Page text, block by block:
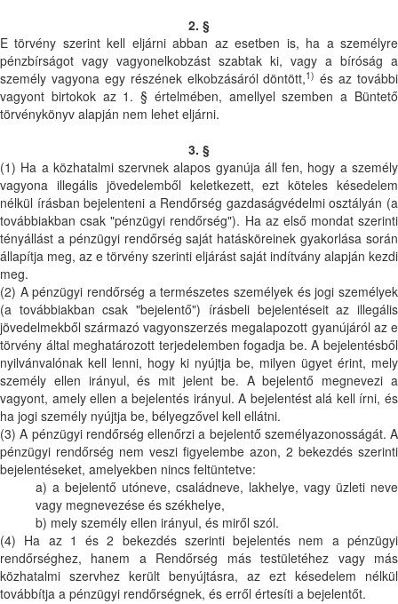
2. §
E törvény szerint kell eljárni abban az esetben is, ha a személyre
pénzbírságot vagy vagyonelkobzást szabtak ki, vagy a bíróság a
személy vagyona egy részének elkobzásáról döntött,1) és az további
vagyont birtokok az 1. § értelmében, amellyel szemben a Büntető
törvénykönyv alapján nem lehet eljárni.
3. §
(1) Ha a közhatalmi szervnek alapos gyanúja áll fen, hogy a személy
vagyona illegális jövedelemből keletkezett, ezt köteles késedelem
nélkül írásban bejelenteni a Rendőrség gazdaságvédelmi osztályán (a
továbbiakban csak "pénzügyi rendőrség"). Ha az első mondat szerinti
tényállást a pénzügyi rendőrség saját hatásköreinek gyakorlása során
állapítja meg, az e törvény szerinti eljárást saját indítvány alapján kezdi
meg.
(2) A pénzügyi rendőrség a természetes személyek és jogi személyek
(a továbbiakban csak "bejelentő") írásbeli bejelentéseit az illegális
jövedelmekből származó vagyonszerzés megalapozott gyanújáról az e
törvény által meghatározott terjedelemben fogadja be. A bejelentésből
nyilvánvalónak kell lenni, hogy ki nyújtja be, milyen ügyet érint, mely
személy ellen irányul, és mit jelent be. A bejelentő megnevezi a
vagyont, amely ellen a bejelentés irányul. A bejelentést alá kell írni, és
ha jogi személy nyújtja be, bélyegzővel kell ellátni.
(3) A pénzügyi rendőrség ellenőrzi a bejelentő személyazonosságát. A
pénzügyi rendőrség nem veszi figyelembe azon, 2 bekezdés szerinti
bejelentéseket, amelyekben nincs feltüntetve:
a) a bejelentő utóneve, családneve, lakhelye, vagy üzleti neve
vagy megnevezése és székhelye,
b) mely személy ellen irányul, és miről szól.
(4) Ha az 1 és 2 bekezdés szerinti bejelentés nem a pénzügyi
rendőrséghez, hanem a Rendőrség más testületéhez vagy más
közhatalmi szervhez került benyújtásra, az ezt késedelem nélkül
továbbítja a pénzügyi rendőrségnek, és erről értesíti a bejelentőt.